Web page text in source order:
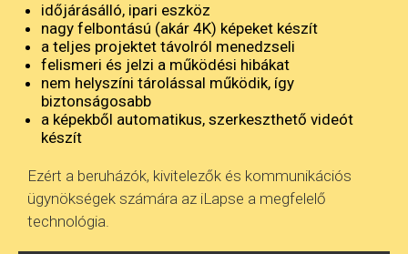
időjárásálló, ipari eszköz
nagy felbontású (akár 4K) képeket készít
a teljes projektet távolról menedzseli
felismeri és jelzi a működési hibákat
nem helyszíni tárolással működik, így
biztonságosabb
a képekből automatikus, szerkeszthető videót
készít
Ezért a beruházók, kivitelezők és kommunikációs
ügynökségek számára az iLapse a megfelelő
technológia.